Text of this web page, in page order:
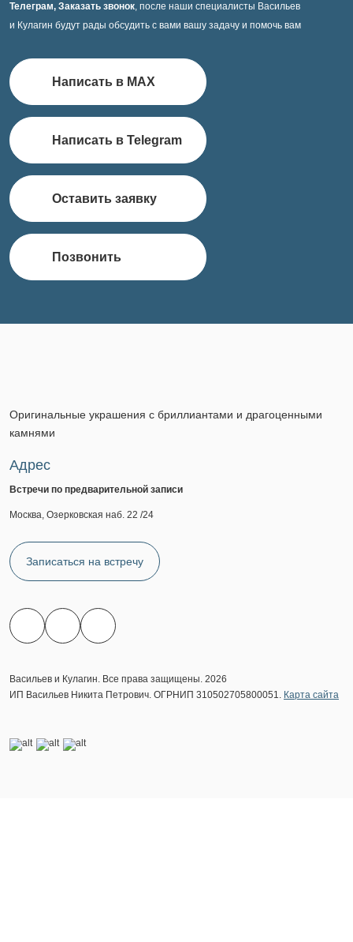
Телеграм, Заказать звонок, после наши специалисты Васильев
и Кулагин будут рады обсудить с вами вашу задачу и помочь вам
Написать в MAX
Написать в Telegram
Оставить заявку
Позвонить
Оригинальные украшения с бриллиантами и драгоценными
камнями
Адрес
Встречи по предварительной записи
Москва, Озерковская наб. 22 /24
Записаться на встречу
Васильев и Кулагин. Все права защищены. 2026
ИП Васильев Никита Петрович. ОГРНИП 310502705800051. Карта сайта